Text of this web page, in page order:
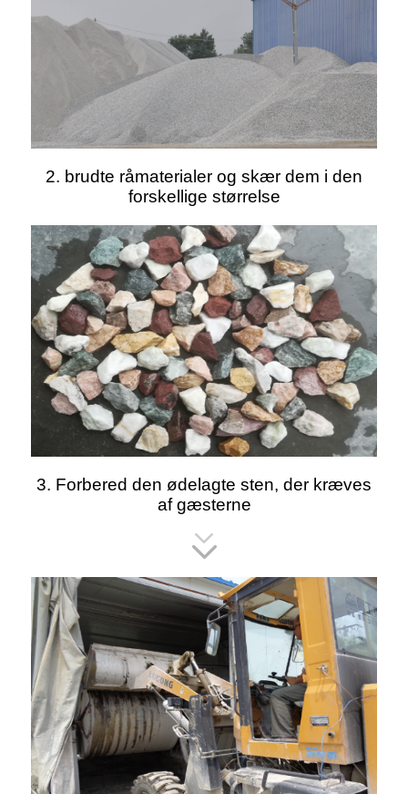
2. brudte råmaterialer og skær dem i den
forskellige størrelse
3. Forbered den ødelagte sten, der kræves
af gæsterne